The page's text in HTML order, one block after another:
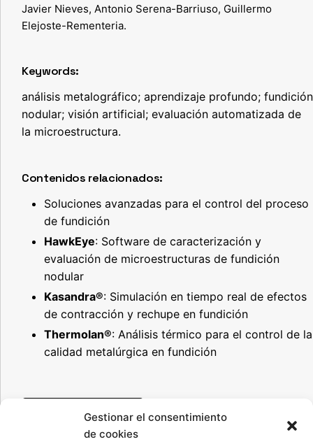
Gestionar el consentimiento
de cookies
Javier Nieves, Antonio Serena-Barriuso, Guillermo
Elejoste-Rementeria.
Keywords:
análisis metalográfico; aprendizaje profundo; fundición
nodular; visión artificial; evaluación automatizada de
la microestructura.
Contenidos relacionados:
Soluciones avanzadas para el control del proceso
de fundición
HawkEye: Software de caracterización y
evaluación de microestructuras de fundición
nodular
Kasandra®: Simulación en tiempo real de efectos
de contracción y rechupe en fundición
Thermolan®: Análisis térmico para el control de la
calidad metalúrgica en fundición
Acceder a artículo